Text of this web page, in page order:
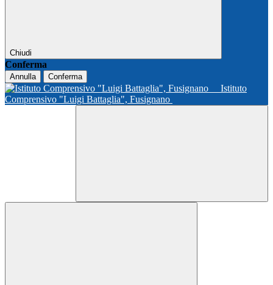
Chiudi
Conferma
Annulla Conferma
Istituto
Comprensivo "Luigi Battaglia", Fusignano